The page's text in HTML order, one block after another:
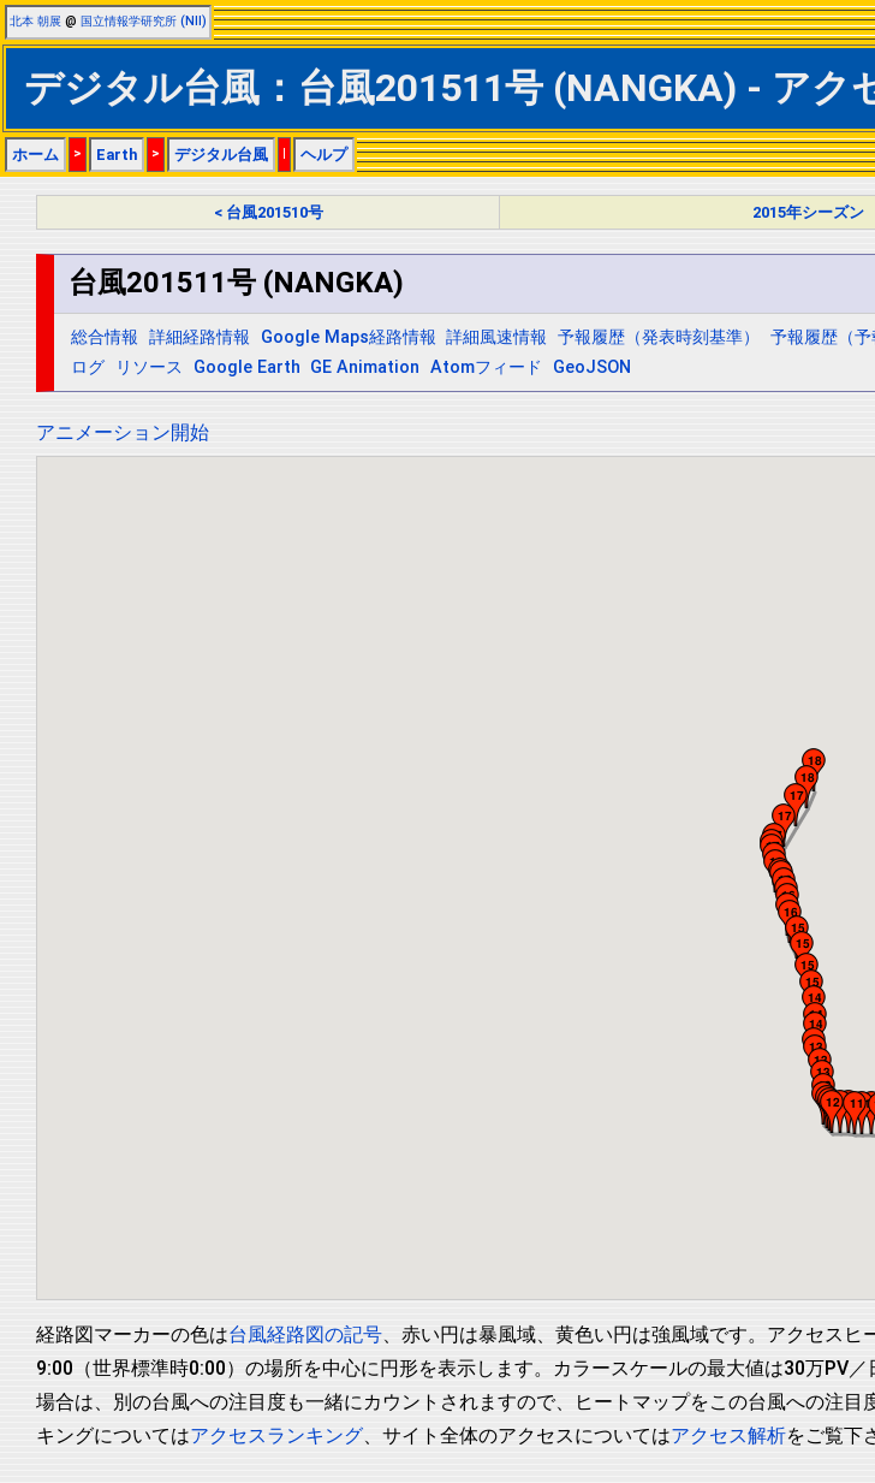
北本 朝展 @ 国立情報学研究所 (NII)
デジタル台風：台風201511号 (NANGKA) - アク
ホーム > Earth > デジタル台風 | ヘルプ
< 台風201510号 2015年シーズン
台風201511号 (NANGKA)
総合情報 詳細経路情報 Google Maps経路情報 詳細風速情報 予報履歴（発表時刻基準） 予報履歴（予
ログ
リソース Google Earth GE Animation Atomフィード GeoJSON
アニメーション開始
経路図マーカーの色は台風経路図の記号、赤い円は暴風域、黄色い円は強風域です。アクセス
9:00（世界標準時0:00）の場所を中心に円形を表示します。カラースケールの最大値は30万PV
場合は、別の台風への注目度も一緒にカウントされますので、ヒートマップをこの台風への注
キングについてはアクセスランキング、サイト全体のアクセスについてはアクセス解析をご覧下